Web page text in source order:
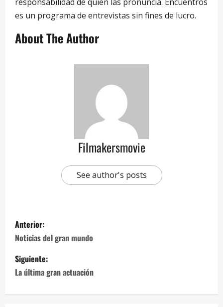
es un programa de entrevistas sin fines de lucro.
About The Author
Filmakersmovie
See author's posts
Anterior:
Noticias del gran mundo
Siguiente:
La última gran actuación